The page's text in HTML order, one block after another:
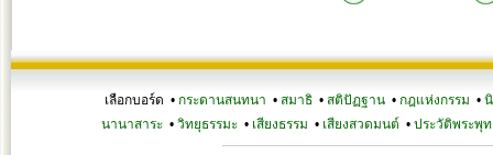
เลือกบอร์ด • กระดานสนทนา • สมาธิ • สติปัฏฐาน • กฎแห่งกรรม •
นานาสาระ• วิทยุธรรมะ• เสียงธรรม • เสียงสวดมนต์ • ประวัติพระพุท